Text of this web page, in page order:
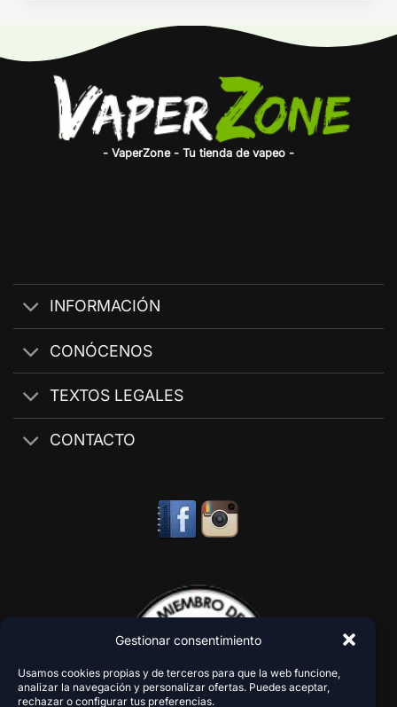
Gestionar consentimiento
Usamos cookies propias y de terceros para que la web funcione,
analizar la navegación y personalizar ofertas. Puedes aceptar,
rechazar o configurar tus preferencias.
- VaperZone - Tu tienda de vapeo -
INFORMACIÓN
CONÓCENOS
TEXTOS LEGALES
CONTACTO